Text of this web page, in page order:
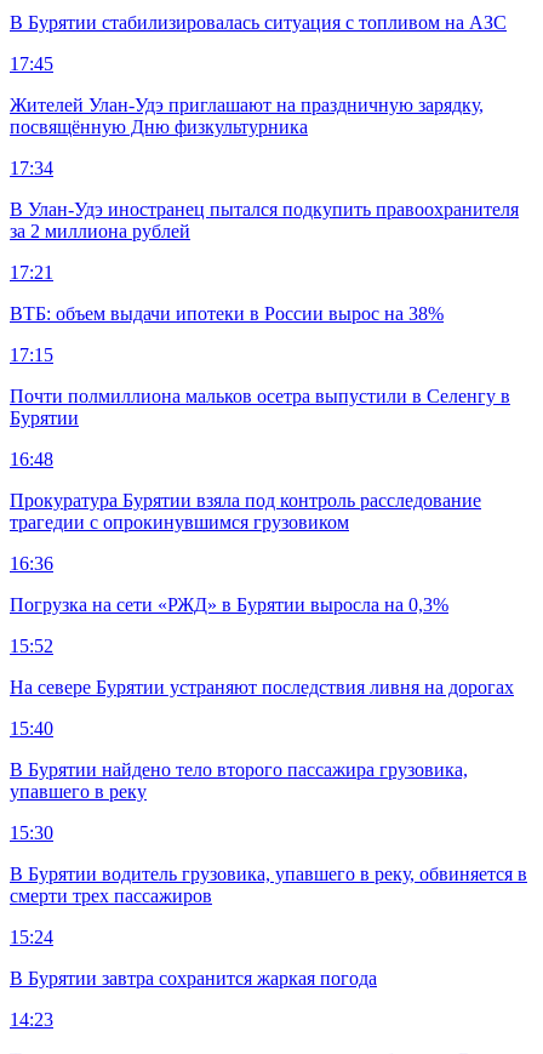
В Бурятии стабилизировалась ситуация с топливом на АЗС
17:45
Жителей Улан-Удэ приглашают на праздничную зарядку,
посвящённую Дню физкультурника
17:34
В Улан-Удэ иностранец пытался подкупить правоохранителя
за 2 миллиона рублей
17:21
ВТБ: объем выдачи ипотеки в России вырос на 38%
17:15
Почти полмиллиона мальков осетра выпустили в Селенгу в
Бурятии
16:48
Прокуратура Бурятии взяла под контроль расследование
трагедии с опрокинувшимся грузовиком
16:36
Погрузка на сети «РЖД» в Бурятии выросла на 0,3%
15:52
На севере Бурятии устраняют последствия ливня на дорогах
15:40
В Бурятии найдено тело второго пассажира грузовика,
упавшего в реку
15:30
В Бурятии водитель грузовика, упавшего в реку, обвиняется в
смерти трех пассажиров
15:24
В Бурятии завтра сохранится жаркая погода
14:23